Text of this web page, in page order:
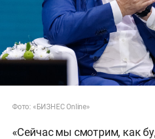
Фото: «БИЗНЕС Online»
«Сейчас мы смотрим, как